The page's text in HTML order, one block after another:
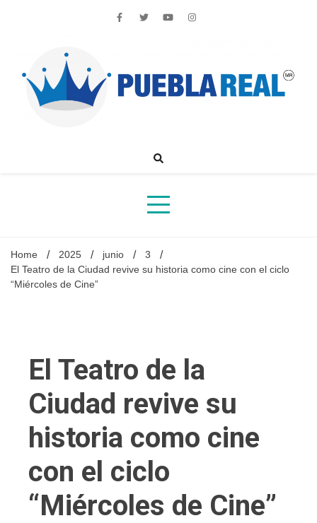
Noticias de actualidad de Puebla, México y el mundo
Home 2025 junio
3
El Teatro de la Ciudad revive su historia como cine con el ciclo
“Miércoles de Cine”
El Teatro de la
Ciudad revive su
historia como cine
con el ciclo
“Miércoles de Cine”